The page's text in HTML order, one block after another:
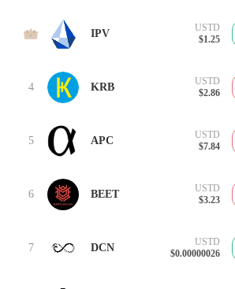
3 IPV
USTD
$1.25
4 KRB
USTD
$2.86
5 APC
USTD
$7.84
6 BEET
USTD
$3.23
7 DCN
USTD
$0.00000026